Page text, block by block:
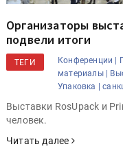
Организаторы
подвели итоги
ТЕГИ Конференции |
материалы |
Упаковка |
Выставки RosUpack и
человек.
Читать далее